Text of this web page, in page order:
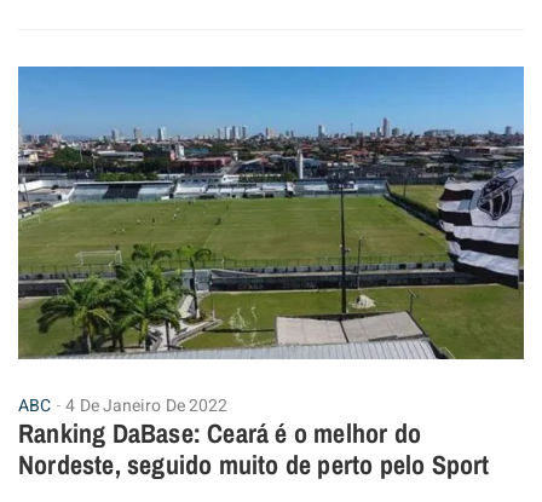
ABC 4 De Janeiro De 2022
Ranking DaBase: Ceará é o melhor do
Nordeste, seguido muito de perto pelo Sport